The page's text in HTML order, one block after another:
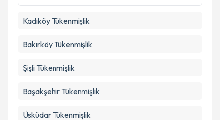
Takvim Talebini Gönder
Kadıköy Tükenmişlik
Bakırköy Tükenmişlik
Şişli Tükenmişlik
Başakşehir Tükenmişlik
Üsküdar Tükenmişlik